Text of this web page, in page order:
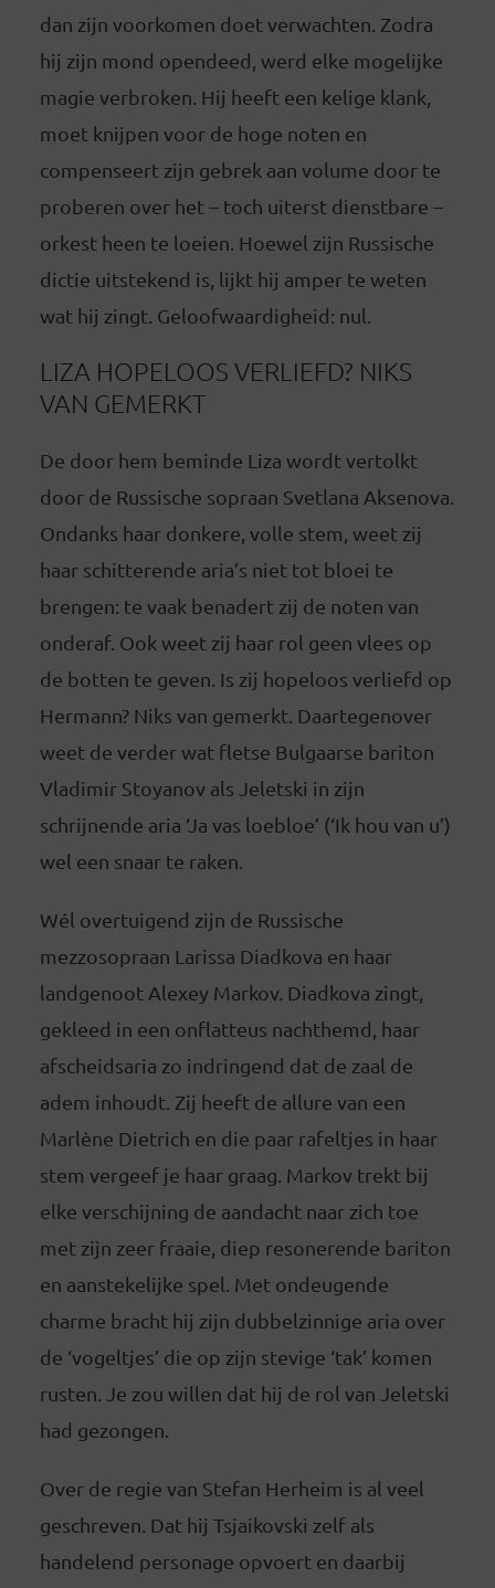
dan zijn voorkomen doet verwachten. Zodra
hij zijn mond opendeed, werd elke mogelijke
magie verbroken. Hij heeft een kelige klank,
moet knijpen voor de hoge noten en
compenseert zijn gebrek aan volume door te
proberen over het – toch uiterst dienstbare –
orkest heen te loeien. Hoewel zijn Russische
dictie uitstekend is, lijkt hij amper te weten
wat hij zingt. Geloofwaardigheid: nul.
LIZA HOPELOOS VERLIEFD? NIKS
VAN GEMERKT
De door hem beminde Liza wordt vertolkt
door de Russische sopraan Svetlana Aksenova.
Ondanks haar donkere, volle stem, weet zij
haar schitterende aria’s niet tot bloei te
brengen: te vaak benadert zij de noten van
onderaf. Ook weet zij haar rol geen vlees op
de botten te geven. Is zij hopeloos verliefd op
Hermann? Niks van gemerkt. Daartegenover
weet de verder wat fletse Bulgaarse bariton
Vladimir Stoyanov als Jeletski in zijn
schrijnende aria ‘Ja vas loebloe’ (‘Ik hou van u’)
wel een snaar te raken.
Wél overtuigend zijn de Russische
mezzosopraan Larissa Diadkova en haar
landgenoot Alexey Markov. Diadkova zingt,
gekleed in een onflatteus nachthemd, haar
afscheidsaria zo indringend dat de zaal de
adem inhoudt. Zij heeft de allure van een
Marlène Dietrich en die paar rafeltjes in haar
stem vergeef je haar graag. Markov trekt bij
elke verschijning de aandacht naar zich toe
met zijn zeer fraaie, diep resonerende bariton
en aanstekelijke spel. Met ondeugende
charme bracht hij zijn dubbelzinnige aria over
de ‘vogeltjes’ die op zijn stevige ‘tak’ komen
rusten. Je zou willen dat hij de rol van Jeletski
had gezongen.
Over de regie van Stefan Herheim is al veel
geschreven. Dat hij Tsjaikovski zelf als
handelend personage opvoert en daarbij